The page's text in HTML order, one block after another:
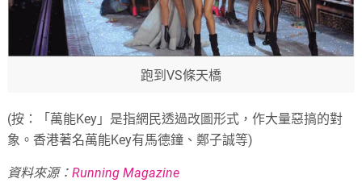
跑到VS條天橋
(按：「萬能Key」是指網民透過改圖形式，作大量惡搞的對
象。香港著名萬能Key有馬德鐘、鄭子誠等)
資料來源：Running Magazine